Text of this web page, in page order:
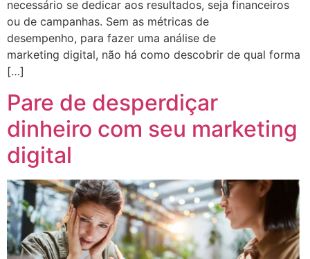
necessário se dedicar aos resultados, seja financeiros
ou de campanhas. Sem as métricas de
desempenho, para fazer uma análise de
marketing digital, não há como descobrir de qual forma
[…]
Pare de desperdiçar
dinheiro com seu marketing
digital